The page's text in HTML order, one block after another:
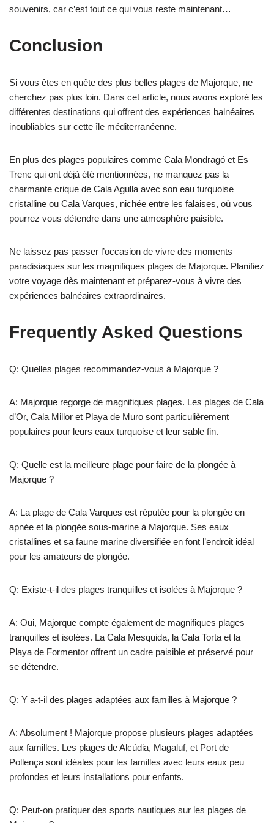
souvenirs, car c’est tout ce qui vous reste maintenant…
Conclusion
Si vous êtes en quête des plus belles plages de Majorque, ne
cherchez pas plus loin. Dans cet article, nous avons exploré les
différentes destinations qui offrent des expériences balnéaires
inoubliables sur cette île méditerranéenne.
En plus des plages populaires comme Cala Mondragó et Es
Trenc qui ont déjà été mentionnées, ne manquez pas la
charmante crique de Cala Agulla avec son eau turquoise
cristalline ou Cala Varques, nichée entre les falaises, où vous
pourrez vous détendre dans une atmosphère paisible.
Ne laissez pas passer l’occasion de vivre des moments
paradisiaques sur les magnifiques plages de Majorque. Planifiez
votre voyage dès maintenant et préparez-vous à vivre des
expériences balnéaires extraordinaires.
Frequently Asked Questions
Q: Quelles plages recommandez-vous à Majorque ?
A: Majorque regorge de magnifiques plages. Les plages de Cala
d’Or, Cala Millor et Playa de Muro sont particulièrement
populaires pour leurs eaux turquoise et leur sable fin.
Q: Quelle est la meilleure plage pour faire de la plongée à
Majorque ?
A: La plage de Cala Varques est réputée pour la plongée en
apnée et la plongée sous-marine à Majorque. Ses eaux
cristallines et sa faune marine diversifiée en font l’endroit idéal
pour les amateurs de plongée.
Q: Existe-t-il des plages tranquilles et isolées à Majorque ?
A: Oui, Majorque compte également de magnifiques plages
tranquilles et isolées. La Cala Mesquida, la Cala Torta et la
Playa de Formentor offrent un cadre paisible et préservé pour
se détendre.
Q: Y a-t-il des plages adaptées aux familles à Majorque ?
A: Absolument ! Majorque propose plusieurs plages adaptées
aux familles. Les plages de Alcúdia, Magaluf, et Port de
Pollença sont idéales pour les familles avec leurs eaux peu
profondes et leurs installations pour enfants.
Q: Peut-on pratiquer des sports nautiques sur les plages de